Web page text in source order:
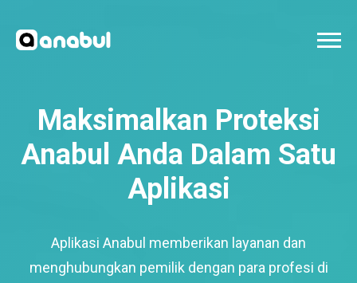
Maksimalkan Proteksi
Anabul Anda Dalam Satu
Aplikasi
Aplikasi Anabul memberikan layanan dan
menghubungkan pemilik dengan para profesi di